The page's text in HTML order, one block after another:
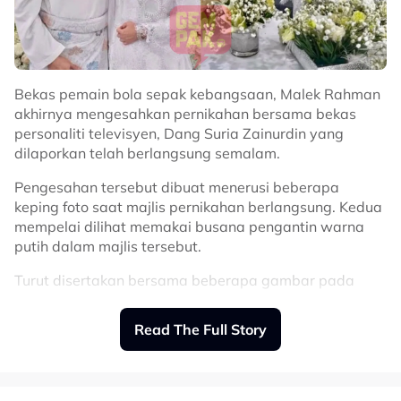
mendalam daripada itu.
“Awak perlu benar-benar percaya kerana suatu hari
nanti awak akan memimpin keluarga saya,” katanya.
Tambah Daiyan, memeluk Islam semata-mata untuk
memenuhi syarat perkahwinan tidak cukup jika tidak
disertakan dengan kepercayaan serta penghayatan
yang mendalam dalam beragama.
“Dia memang kena Muslim. Kalau belum Muslim, dia
kena betul-betul bersedia, bukan sekadar masuk Islam,
tapi juga mengamalkannya.
berkahwin dengan keluarga saya, budaya saya dan
semua yang saya raikan.
“Ramai orang sanggup masuk Islam, tapi sekadar atas
Bekas pemain bola sepak kebangsaan, Malek Rahman
akhirnya mengesahkan pernikahan bersama bekas
personaliti televisyen, Dang Suria Zainurdin yang
dilaporkan telah berlangsung semalam.
Pengesahan tersebut dibuat menerusi beberapa
keping foto saat majlis pernikahan berlangsung. Kedua
mempelai dilihat memakai busana pengantin warna
putih dalam majlis tersebut.
Turut disertakan bersama beberapa gambar pada
bersejarahnya dengan Dang Suria.
“Alhamdulillah, syukur ke hadrat Ilahi kerana masih
Read The Full Story